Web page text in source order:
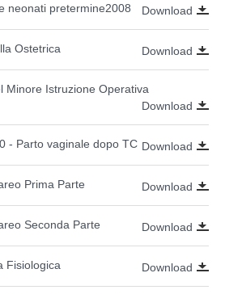
neonati pretermine2008 Download
Ostetrica Download
Minore Istruzione Operativa
Download
- Parto vaginale dopo TC Download
Prima Parte Download
Seconda Parte Download
Fisiologica Download